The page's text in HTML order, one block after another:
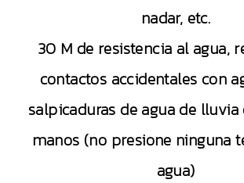
nadar, etc.
30 M de resistencia al agua,
contactos accidentales con
salpicaduras de agua de lluvia
manos (no presione ninguna
agua)